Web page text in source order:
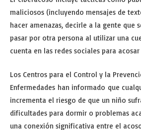
maliciosos (incluyendo mensajes de
hacer amenazas, decirle a la gente que
pasar por otra persona al utilizar una
cuenta en las redes sociales para
Los Centros para el Control y la
Enfermedades han informado que
incrementa el riesgo de que un niño
dificultades para dormir o problemas
una conexión significativa entre el